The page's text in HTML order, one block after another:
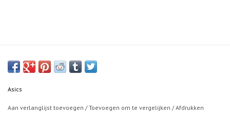
Asics
Aan verlanglijst toevoegen /Toevoegen om te vergelijken /Afdrukken